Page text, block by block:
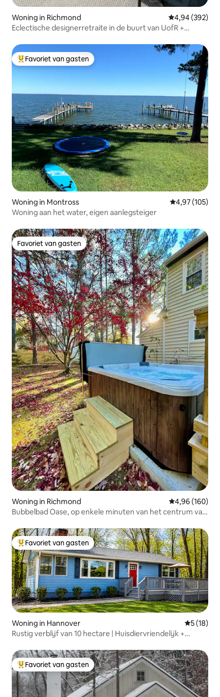
Woning in Richmond Gemiddelde
4,94 (392)
Eclectische designerretraite in de buurt van UofR +
Topfavoriet van gasten
Favoriet van gasten
Woning in Montross Gemiddelde
4,97 (105)
Woning aan het water, eigen aanlegsteiger
Favoriet van gasten
Favoriet van gasten
Woning in Richmond Gemiddelde
4,96 (160)
Bubbelbad Oase, op enkele minuten van het centrum van
Topfavoriet van gasten
Favoriet van gasten
Woning in Hannover
5 (18)
Rustig verblijf van 10 hectare | Huisdiervriendelijk +
Topfavoriet van gasten
Favoriet van gasten